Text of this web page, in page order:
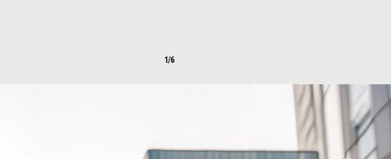
1/6